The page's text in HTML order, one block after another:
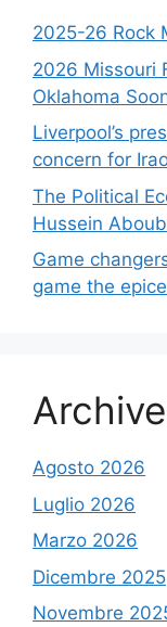
2025-26 Rock
2026 Missouri
Oklahoma
Liverpool’s
concern for
The Political
Hussein
Game
game the
Agosto 2026
Luglio 2026
Marzo 2026
Dicembre 2025
Novembre